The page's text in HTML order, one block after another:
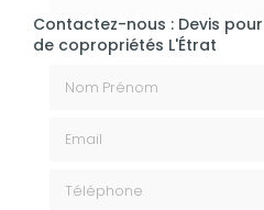
Contactez-nous : Devis
de copropriétés L'Étrat